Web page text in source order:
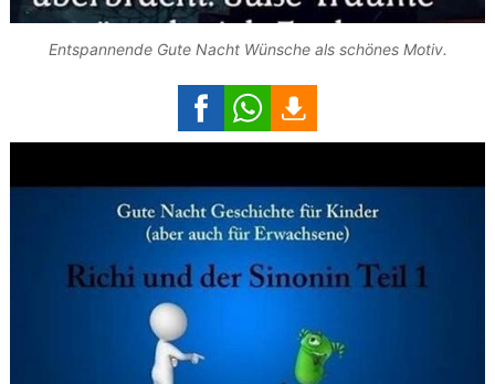
Entspannende Gute Nacht Wünsche als schönes Motiv.